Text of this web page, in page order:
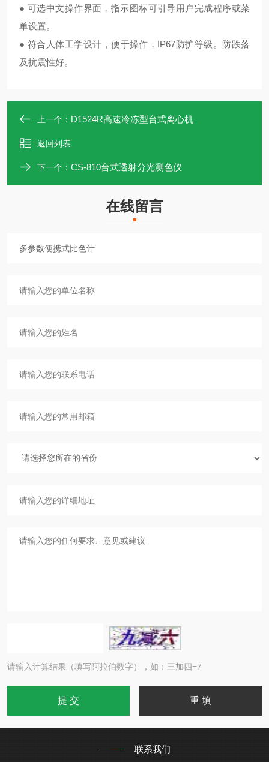
● 可选中文操作界面，指示图标可引导用户完成程序或菜
单设置。
● 符合人体工学设计，便于操作，IP67防护等级。防跌落
及抗震性好。
上一个： D1524R高速冷冻型台式离心机
返回列表
下一个： CS-810台式透射分光测色仪
在线留言
请输入计算结果（填写阿拉伯数字），如：三加四=7
联系我们